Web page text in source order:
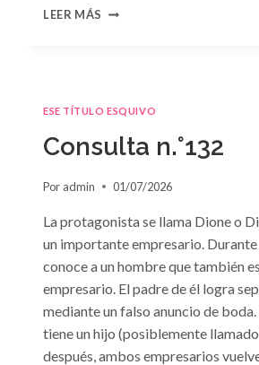
LEER MÁS CONSULTA
ESE TÍTULO ESQUIVO
Consulta n.°132
Por admin 01/07/2026
La protagonista se llama Dione o
un importante empresario. Durante
conoce a un hombre que también
empresario. El padre de él logra
mediante un falso anuncio de
tiene un hijo (posiblemente
después, ambos empresarios